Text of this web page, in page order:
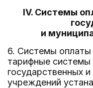
IV. Системы
и
6. Системы
тарифные системы
государственных
учреждений